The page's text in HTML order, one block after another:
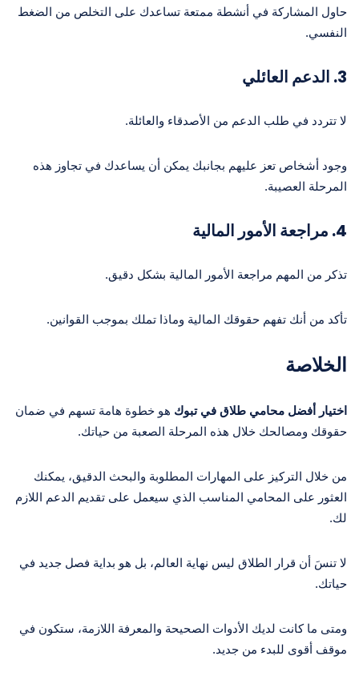
حاول المشاركة في أنشطة ممتعة تساعدك على التخلص من الضغط
النفسي.
3. الدعم العائلي
لا تتردد في طلب الدعم من الأصدقاء والعائلة.
وجود أشخاص تعز عليهم بجانبك يمكن أن يساعدك في تجاوز هذه
المرحلة العصيبة.
4. مراجعة الأمور المالية
تذكر من المهم مراجعة الأمور المالية بشكل دقيق.
تأكد من أنك تفهم حقوقك المالية وماذا تملك بموجب القوانين.
الخلاصة
اختيار أفضل محامي طلاق في تبوك هو خطوة هامة تسهم في ضمان
حقوقك ومصالحك خلال هذه المرحلة الصعبة من حياتك.
من خلال التركيز على المهارات المطلوبة والبحث الدقيق، يمكنك
العثور على المحامي المناسب الذي سيعمل على تقديم الدعم اللازم
لك.
لا تنسَ أن قرار الطلاق ليس نهاية العالم، بل هو بداية فصل جديد في
حياتك.
ومتى ما كانت لديك الأدوات الصحيحة والمعرفة اللازمة، ستكون في
موقف أقوى للبدء من جديد.